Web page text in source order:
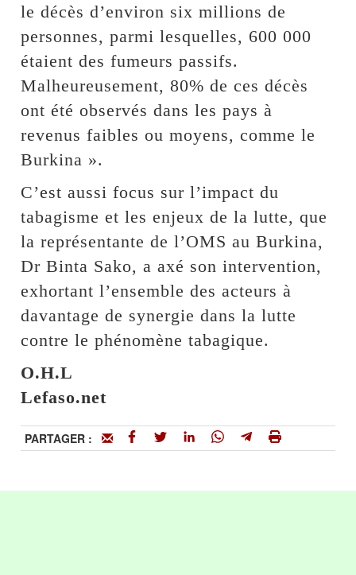
le décès d’environ six millions de
personnes, parmi lesquelles, 600 000
étaient des fumeurs passifs.
Malheureusement, 80% de ces décès
ont été observés dans les pays à
revenus faibles ou moyens, comme le
Burkina ».
C’est aussi focus sur l’impact du
tabagisme et les enjeux de la lutte, que
la représentante de l’OMS au Burkina,
Dr Binta Sako, a axé son intervention,
exhortant l’ensemble des acteurs à
davantage de synergie dans la lutte
contre le phénomène tabagique.
O.H.L
Lefaso.net
PARTAGER :